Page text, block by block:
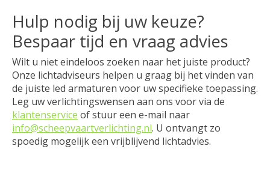
Hulp nodig bij uw keuze?
Bespaar tijd en vraag advies
Wilt u niet eindeloos zoeken naar het juiste product?
Onze lichtadviseurs helpen u graag bij het vinden van
de juiste led armaturen voor uw specifieke toepassing.
Leg uw verlichtingswensen aan ons voor via de
klantenservice of stuur een e-mail naar
info@scheepvaartverlichting.nl. U ontvangt zo
spoedig mogelijk een vrijblijvend lichtadvies.